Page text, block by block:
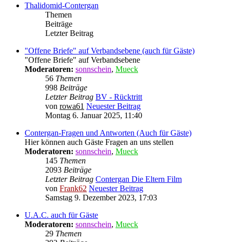
Thalidomid-Contergan
Themen
Beiträge
Letzter Beitrag
"Offene Briefe" auf Verbandsebene (auch für Gäste)
"Offene Briefe" auf Verbandsebene
Moderatoren: sonnschein, Mueck
56 Themen
998 Beiträge
Letzter Beitrag BV - Rücktritt
von rowa61 Neuester Beitrag
Montag 6. Januar 2025, 11:40
Contergan-Fragen und Antworten (Auch für Gäste)
Hier können auch Gäste Fragen an uns stellen
Moderatoren: sonnschein, Mueck
145 Themen
2093 Beiträge
Letzter Beitrag Contergan Die Eltern Film
von Frank62 Neuester Beitrag
Samstag 9. Dezember 2023, 17:03
U.A.C. auch für Gäste
Moderatoren: sonnschein, Mueck
29 Themen